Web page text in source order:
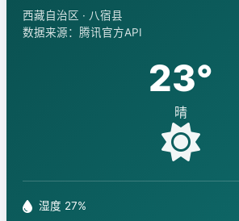
西藏自治区 · 八宿县
数据来源：腾讯官方API
23°
晴
湿度 27%